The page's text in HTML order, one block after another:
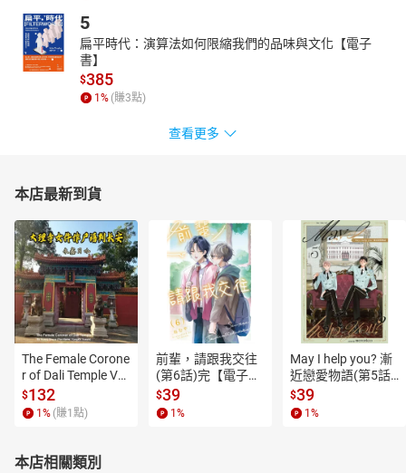
因了單調的緣故（一）
因了單調的緣故（二）
因了單調的緣故（三）
因了單調的緣故（四）-1
因了單調的緣故（四）-2
不能死的人-2
不能死的人-3
不能死的人-4
5
扁平時代：演算法如何限縮我們的品味與文化【電子
書】
$385
1 % (賺3點)
查看更多
本店最新到貨
The Female Corone
r of Dali Temple Vo
l.6【有聲書】
$132
1 % (賺1 點)
前輩，請跟我交往
(第6話)完【電子
書】
$39
1 %
May I help you? 漸
近戀愛物語(第5話)
【電子書】
$39
1 %
本店相關類別